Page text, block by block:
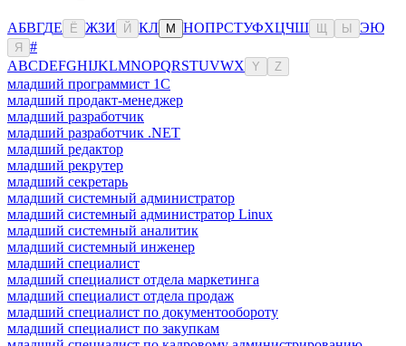
АБВГДЕ Ё ЖЗИ Й КЛ М НОПРСТУФХЦЧШ Ы ЭЮ
Я
#
ABCDEFGHIJKLMNOPQRSTUVWX Y Z
младший программист 1С
младший продакт-менеджер
младший разработчик
младший разработчик .NET
младший редактор
младший рекрутер
младший секретарь
младший системный администратор
младший системный администратор Linux
младший системный аналитик
младший системный инженер
младший специалист
младший специалист отдела маркетинга
младший специалист отдела продаж
младший специалист по документообороту
младший специалист по закупкам